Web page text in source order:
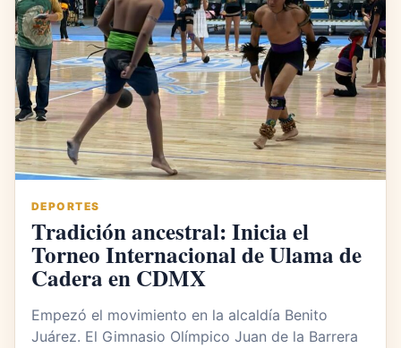
DEPORTES
Tradición ancestral: Inicia el
Torneo Internacional de Ulama de
Cadera en CDMX
Empezó el movimiento en la alcaldía Benito
Juárez. El Gimnasio Olímpico Juan de la Barrera